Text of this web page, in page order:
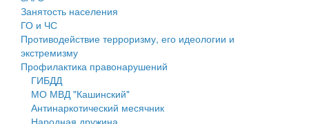
Оценка регулирующего воздействия
Деятельность МУ
Нормативы градостроительного проектирования
Правила землепользования и застройки
Занятость населения
ГО и ЧС
Противодействие терроризму, его идеологии и
экстремизму
Профилактика правонарушений
ГИБДД
МО МВД "Кашинский"
Антинаркотический месячник
Народная дружина